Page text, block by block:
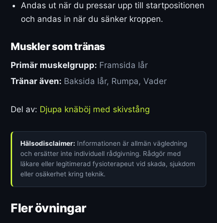
Andas ut när du pressar upp till startpositionen
och andas in när du sänker kroppen.
Muskler som tränas
Primär muskelgrupp: Framsida lår
Tränar även: Baksida lår, Rumpa, Vader
Del av: Djupa knäböj med skivstång
Hälsodisclaimer: Informationen är allmän vägledning
och ersätter inte individuell rådgivning. Rådgör med
läkare eller legitimerad fysioterapeut vid skada, sjukdom
eller osäkerhet kring teknik.
Fler övningar